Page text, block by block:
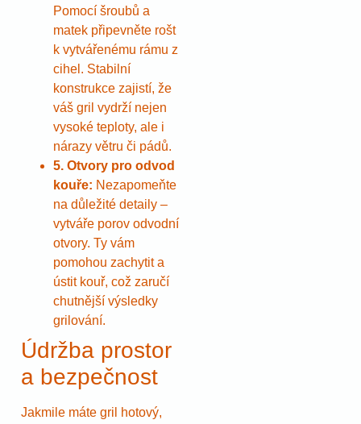
Pomocí šroubů a
matek připevněte rošt
k vytvářenému rámu z
cihel. Stabilní
konstrukce zajistí, že
váš gril vydrží nejen
vysoké teploty, ale i
nárazy větru či pádů.
5. Otvory pro odvod
kouře: Nezapomeňte
na důležité detaily –
vytváře porov odvodní
otvory. Ty vám
pomohou zachytit a
ústit kouř, což zaručí
chutnější výsledky
grilování.
Údržba prostor
a bezpečnost
Jakmile máte gril hotový,